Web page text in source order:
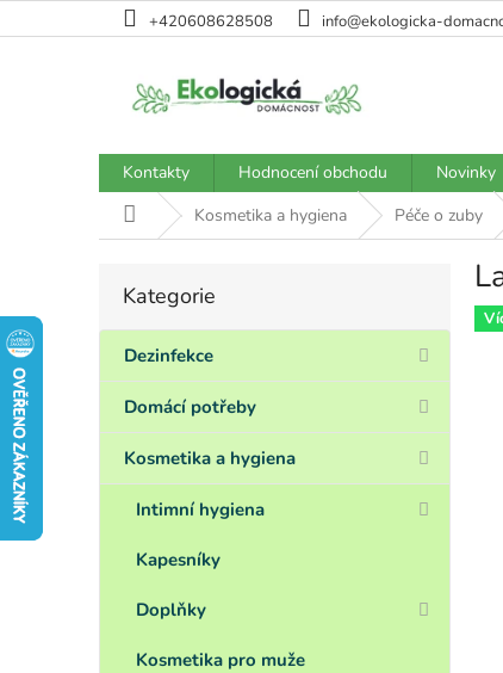
na
+420608628508 info@ekologicka-
Kontakty Hodnocení obchodu Novinky
Domů Kosmetika a hygiena Péče o zuby
s
r
n
í
Přeskočit
Kategorie
Dezinfekce
Domácí potřeby
Kosmetika a hygiena
Intimní hygiena
Kapesníky
Doplňky
Kosmetika pro muže